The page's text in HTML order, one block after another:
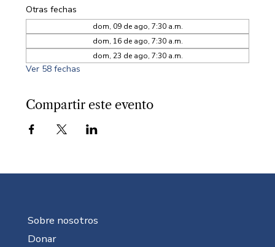
Otras fechas
dom, 09 de ago, 7:30 a.m.
dom, 16 de ago, 7:30 a.m.
dom, 23 de ago, 7:30 a.m.
Ver 58 fechas
Compartir este evento
Sobre nosotros
Donar